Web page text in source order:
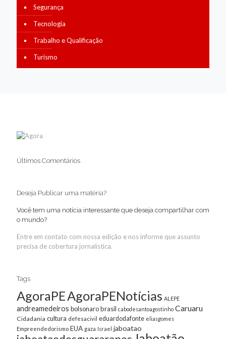
Segurança
Tecnologia
Trabalho e Qualificação
Turismo
Últimos Comentários
Deseja Publicar uma matéria?
Você tem uma notícia interessante que deseja compartilhar com
o mundo?
Entre em contato com nossa edição e nos informe que assunto
precisa de cobertura jornalística.
Tags
AgoraPEAgoraPENotícias ALEPE
andreamedeiros bolsonarobrasil cabodesantoagostinho Caruaru
Cidadania cultura defesacivil eduardodafonte eliasgomes
Empreendedorismo EUA gaza Israel jaboatao